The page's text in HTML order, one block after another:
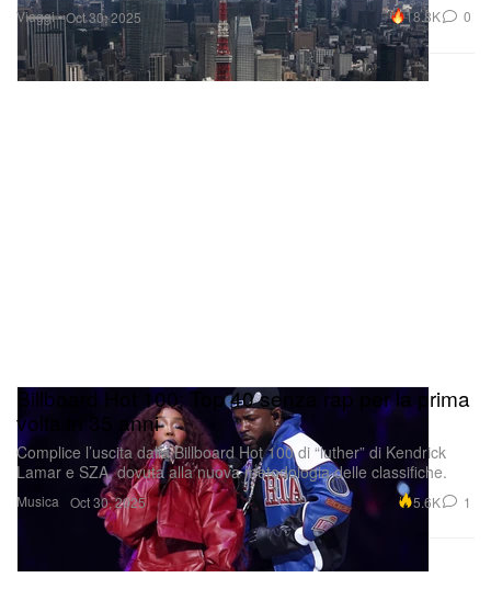
Earl Sweatshirt continua la sua serie di visual per
Live Laugh Love , presentandone uno nuovo per
Qui il meglio è citare direttamente il comunicato
Viaggi Oct 30, 2025 18.8K 0
Musica
Billboard Hot 100: Top 40 senza rap per la prima
volta in 35 anni
Complice l’uscita dalla Billboard Hot 100 di “luther” di Kendrick
Lamar e SZA, dovuta alla nuova metodologia delle classifiche.
Oct 30, 2025 5.6K 1